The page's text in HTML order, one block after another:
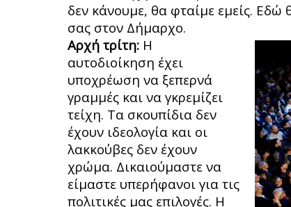
δεν κάνουμε, θα φταίμε εμείς.
σας στον Δήμαρχο.
Αρχή τρίτη: Η
αυτοδιοίκηση έχει
υποχρέωση να ξεπερνά
γραμμές και να γκρεμίζει
τείχη. Τα σκουπίδια δεν
έχουν ιδεολογία και οι
λακκούβες δεν έχουν
χρώμα. Δικαιούμαστε να
είμαστε υπερήφανοι για τις
πολιτικές μας επιλογές. Η